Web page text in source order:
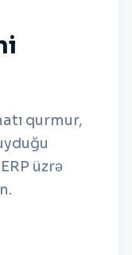
qurmur,
üzrə